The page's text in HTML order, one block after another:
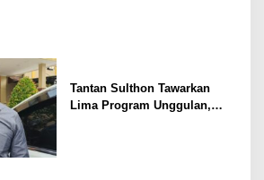
Tantan Sulthon Tawarkan
Lima Program Unggulan,